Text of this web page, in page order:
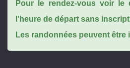
Pour le rendez-vous voir le
l'heure de départ sans
Les randonnées peuvent être